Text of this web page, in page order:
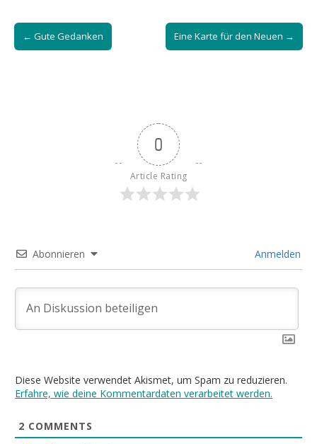
Post
navigation
← Gute Gedanken Eine Karte für den Neuen →
0
Article Rating
Abonnieren Anmelden
Diese Website verwendet Akismet, um Spam zu reduzieren.
Erfahre, wie deine Kommentardaten verarbeitet werden.
2 COMMENTS